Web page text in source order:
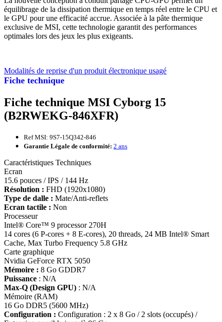
Fiche technique
équilibrage de la dissipation thermique en temps réel entre le CPU et
le GPU pour une efficacité accrue. Associée à la pâte thermique
exclusive de MSI, cette technologie garantit des performances
optimales lors des jeux les plus exigeants.
Modalités de reprise d'un produit électronique usagé
Fiche technique MSI Cyborg 15
(B2RWEKG-846XFR)
Ref MSI: 9S7-15Q342-846
Garantie Légale de conformité: 2 ans
Caractéristiques Techniques
Ecran
15.6 pouces / IPS / 144 Hz
Résolution : FHD (1920x1080)
Type de dalle : Mate/Anti-reflets
Ecran tactile : Non
Processeur
Intel® Core™ 9 processor 270H
14 cores (6 P-cores + 8 E-cores), 20 threads, 24 MB Intel® Smart
Cache, Max Turbo Frequency 5.8 GHz
Carte graphique
Nvidia GeForce RTX 5050
Mémoire : 8 Go GDDR7
Puissance : N/A
Max-Q (Design GPU) : N/A
Mémoire (RAM)
16 Go DDR5 (5600 MHz)
Configuration : Configuration : 2 x 8 Go / 2 slots (occupés) /